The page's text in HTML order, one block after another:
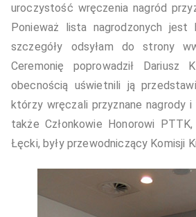
uroczystość wręczenia nagród
Ponieważ lista nagrodzonych jest
szczegóły odsyłam do strony
Ceremonię poprowadził Dariusz
obecnością uświetnili ją
którzy wręczali przyznane nagrody i
także Członkowie Honorowi
Łęcki, były przewodniczący Komisji